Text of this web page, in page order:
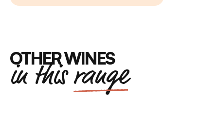
OTHER WINES
in thisrange